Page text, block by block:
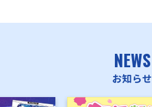
NEWS
お知らせ